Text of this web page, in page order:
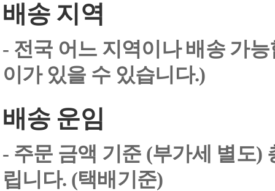
배송 지역
- 전국 어느 지역이나 배송 가
이가 있을 수 있습니다.)
배송 운임
- 주문 금액 기준 (부가세 별도)
립니다. (택배기준)